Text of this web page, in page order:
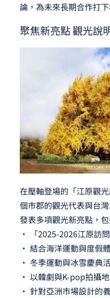
論，為未來長期合作打
聚焦新亮點 觀光說
在壓軸登場的「江原觀
個市郡的觀光代表與台
發表多項觀光新亮點，包
• 「2025-2026江原訪
• 結合海洋運動與度假
• 冬季運動與冰雪慶典
• 以韓劇與K-pop拍攝
• 針對亞洲市場設計的